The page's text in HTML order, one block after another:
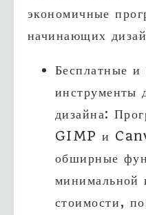
экономичные
начинающих
Бесплатные и
инструменты
дизайна:
GIMP и
обширные
минимальной
стоимости,